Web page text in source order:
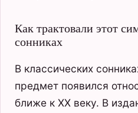
Как трактовали этот
сонниках
В классических
предмет появился
ближе к XX веку. В